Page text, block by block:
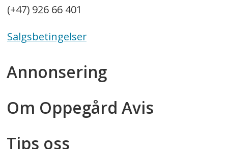
(+47) 926 66 401
Salgsbetingelser
Annonsering
Om Oppegård Avis
Tips oss